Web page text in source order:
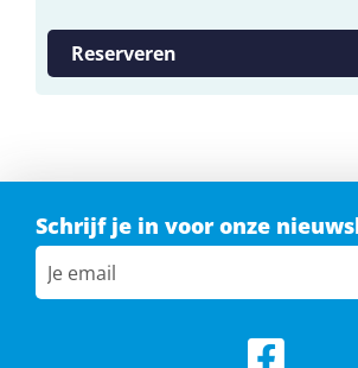
Reserveren
Schrijf je in voor onze